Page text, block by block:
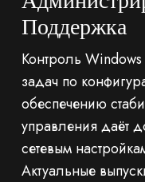
Поддержка
Контроль Windows
задач по
обеспечению
управления даёт
сетевым
Актуальные